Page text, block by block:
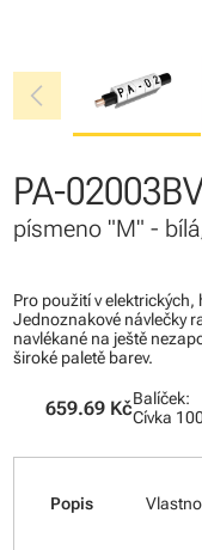
chevron_left
PA-
písmeno "M" -
Pro použití v
Jednoznakové návlečky
navlékané na ještě
široké paletě barev.
659.69 KčBalíček:
Cívka
Popis